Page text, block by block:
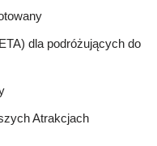
dla podróżujących do
Atrakcjach